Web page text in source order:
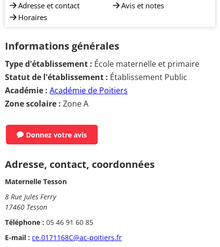
Adresse et contact
Horaires
Avis et notes
Informations générales
Type d'établissement : École maternelle et primaire
Statut de l'établissement : Établissement Public
Académie : Académie de Poitiers
Zone scolaire : Zone A
Donnez votre avis
Adresse, contact, coordonnées
Maternelle Tesson
8 Rue Jules Ferry
17460 Tesson
Téléphone : 05 46 91 60 85
E-mail : ce.0171168C@ac-poitiers.fr